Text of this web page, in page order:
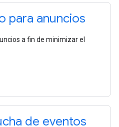
para anuncios
a fin de minimizar el
de eventos